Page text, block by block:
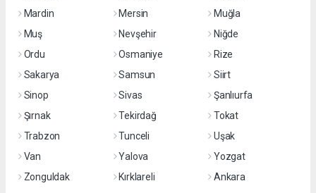
Mardin
Mersin
Muğla
Muş
Nevşehir
Niğde
Ordu
Osmaniye
Rize
Sakarya
Samsun
Siirt
Sinop
Sivas
Şanlıurfa
Şırnak
Tekirdağ
Tokat
Trabzon
Tunceli
Uşak
Van
Yalova
Yozgat
Zonguldak
Kırklareli Ankara